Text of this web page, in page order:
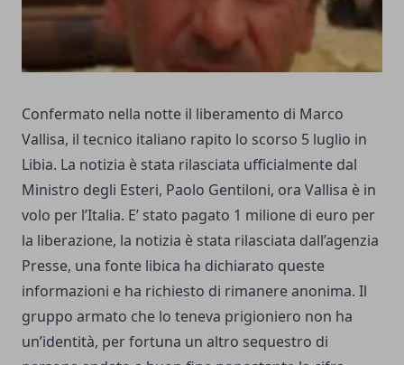
Confermato nella notte il liberamento di Marco
Vallisa, il tecnico italiano rapito lo scorso 5 luglio in
Libia. La notizia è stata rilasciata ufficialmente dal
Ministro degli Esteri, Paolo Gentiloni, ora Vallisa è in
volo per l’Italia. E’ stato pagato 1 milione di euro per
la liberazione, la notizia è stata rilasciata dall’agenzia
Presse, una fonte libica ha dichiarato queste
informazioni e ha richiesto di rimanere anonima. Il
gruppo armato che lo teneva prigioniero non ha
un’identità, per fortuna un altro sequestro di